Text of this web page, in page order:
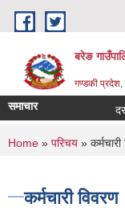
Skip to main content
बरेङ
गण्डकी प्रदेश,
समाचार दररेट
You are
Home » परिचय »
कर्मचारी विवरण